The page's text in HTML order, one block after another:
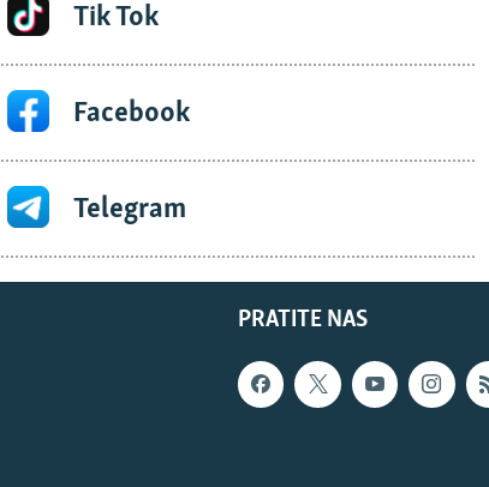
Tik Tok
Facebook
Telegram
PRATITE NAS